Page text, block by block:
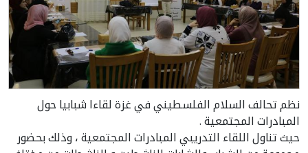
نظم تحالف السلام الفلسطيني في غزة لقاءا شبابيا حول
المبادرات المجتمعية .
حيث تناول اللقاء التدريبي المبادرات المجتمعية ، وذلك بحضور